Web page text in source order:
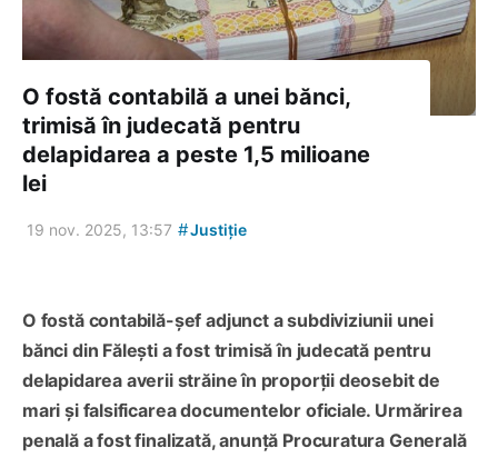
O fostă contabilă a unei bănci,
trimisă în judecată pentru
delapidarea a peste 1,5 milioane
lei
19 nov. 2025, 13:57 #Justiție
O fostă contabilă-șef adjunct a subdiviziunii unei
bănci din Fălești a fost trimisă în judecată pentru
delapidarea averii străine în proporții deosebit de
mari și falsificarea documentelor oficiale. Urmărirea
penală a fost finalizată, anunță Procuratura Generală